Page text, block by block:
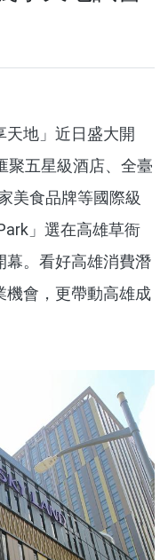
地」近日盛大開
聚五星級酒店、全臺
美食品牌等國際級
」選在高雄草衙
幕。看好高雄消費潛
機會，更帶動高雄成